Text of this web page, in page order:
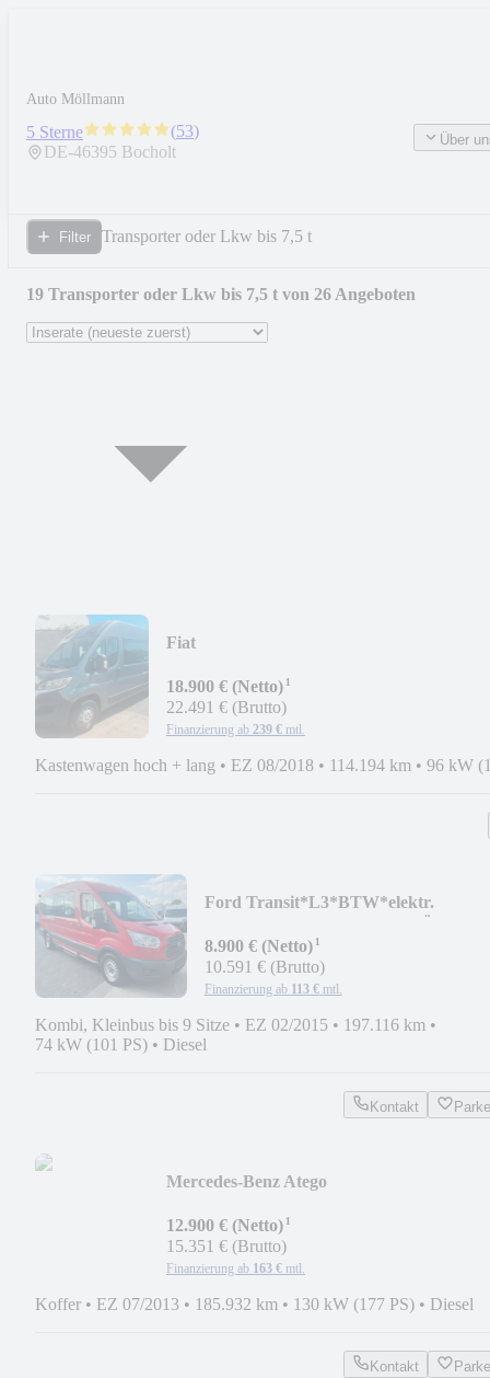
Auto Möllmann
5 Sterne (53)
DE-46395 Bocholt
Über
Filter Transporter oder Lkw bis 7,5 t
19 Transporter oder Lkw bis 7,5 t von 26 Angeboten
Fiat
S
18.900 € (Netto)¹
22.491 € (Brutto)
Finanzierung ab 239 € mtl.
Kastenwagen hoch + lang • EZ 08/2018 • 114.194 km • 96 kW
Ford Transit*L3*BTW*elektr.
8.900 € (Netto)¹
10.591 € (Brutto)
Finanzierung ab 113 € mtl.
Kombi, Kleinbus bis 9 Sitze • EZ 02/2015 • 197.116 km •
74 kW (101 PS) • Diesel
Kontakt
Mercedes-Benz Atego
Sitze*1.HAND
12.900 € (Netto)¹
15.351 € (Brutto)
Finanzierung ab 163 € mtl.
Koffer • EZ 07/2013 • 185.932 km • 130 kW (177 PS) • Diesel
Kontakt